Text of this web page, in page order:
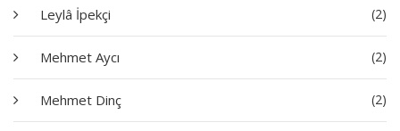
Leylâ İpekçi (2)
Mehmet Aycı (2)
Mehmet Dinç (2)